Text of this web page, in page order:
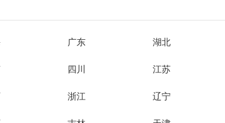
广东 湖北
四川 江苏
浙江 辽宁